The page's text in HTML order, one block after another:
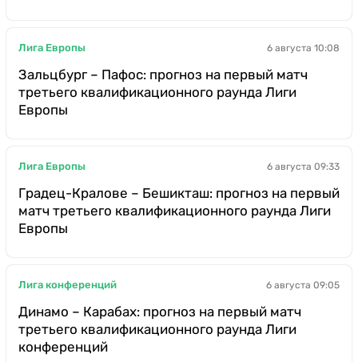
Лига Европы 6 августа 10:08
Зальцбург – Пафос: прогноз на первый матч
третьего квалификационного раунда Лиги
Европы
Лига Европы 6 августа 09:33
Градец-Кралове – Бешикташ: прогноз на первый
матч третьего квалификационного раунда Лиги
Европы
Лига конференций 6 августа 09:05
Динамо – Карабах: прогноз на первый матч
третьего квалификационного раунда Лиги
конференций